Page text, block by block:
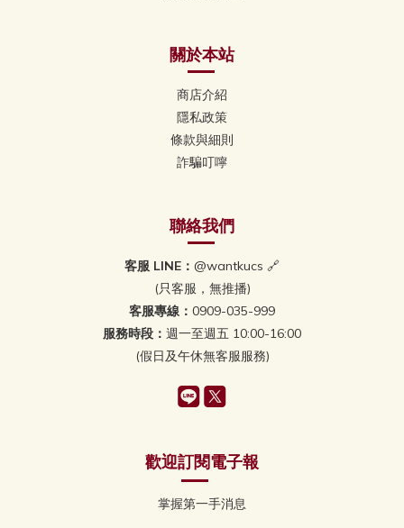
關於本站
商店介紹
隱私政策
條款與細則
詐騙叮嚀
聯絡我們
客服 LINE： @wantkucs 🔗
(只客服，無推播)
客服專線： 0909-035-999
服務時段： 週一至週五 10:00-16:00
(假日及午休無客服服務)
歡迎訂閱電子報
掌握第一手消息